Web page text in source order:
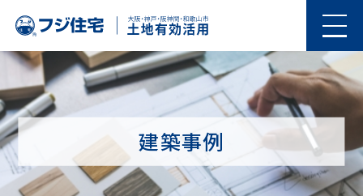
建築事例